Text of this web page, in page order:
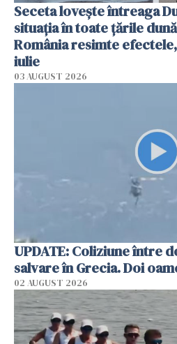
Seceta lovește întreaga
situația în toate țările
România resimte
iulie
03 AUGUST 2026
UPDATE: Coliziune între
salvare în Grecia. Doi
02 AUGUST 2026